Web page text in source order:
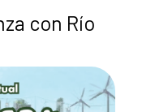
con Río